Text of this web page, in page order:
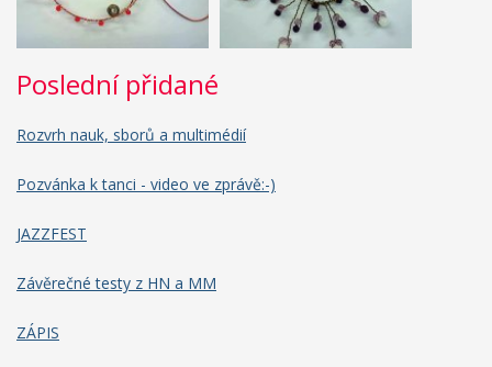
Poslední přidané
Rozvrh nauk, sborů a multimédií
Pozvánka k tanci - video ve zprávě:-)
JAZZFEST
Závěrečné testy z HN a MM
ZÁPIS